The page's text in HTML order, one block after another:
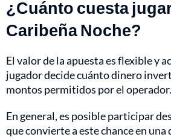
¿Cuánto cuesta
Caribeña Noche?
El valor de la apuesta es flexible y
jugador decide cuánto dinero
montos permitidos por el operador.
En general, es posible participar
que convierte a este chance en una